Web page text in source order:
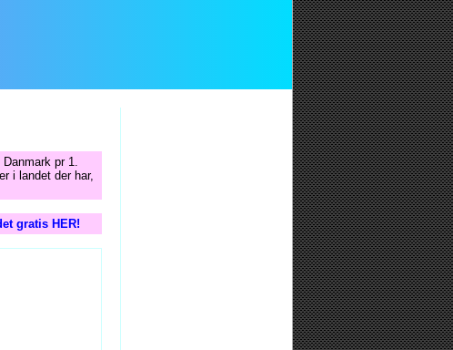
pr 1.
i landet der har,
gratis HER!